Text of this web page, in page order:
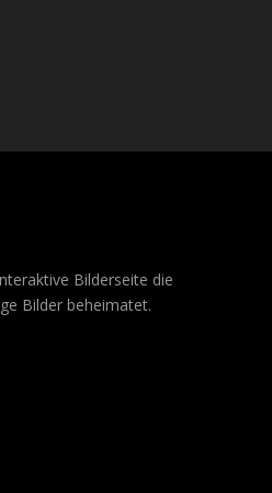
Bilderseite die
Bilder beheimatet.